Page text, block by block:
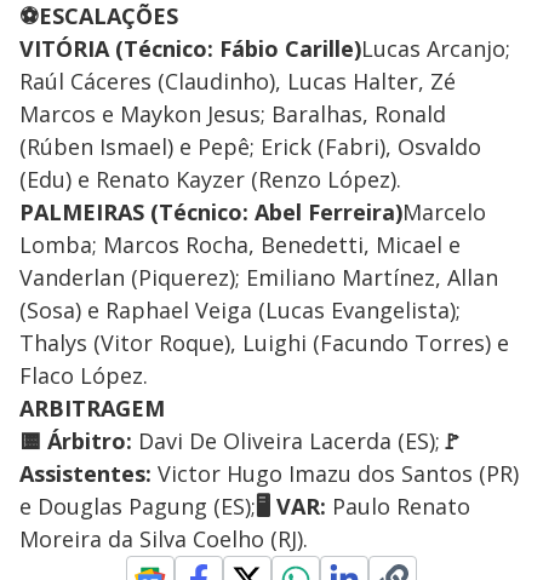
⚽ESCALAÇÕES
VITÓRIA (Técnico: Fábio Carille)Lucas Arcanjo;
Raúl Cáceres (Claudinho), Lucas Halter, Zé
Marcos e Maykon Jesus; Baralhas, Ronald
(Rúben Ismael) e Pepê; Erick (Fabri), Osvaldo
(Edu) e Renato Kayzer (Renzo López).
PALMEIRAS (Técnico: Abel Ferreira)Marcelo
Lomba; Marcos Rocha, Benedetti, Micael e
Vanderlan (Piquerez); Emiliano Martínez, Allan
(Sosa) e Raphael Veiga (Lucas Evangelista);
Thalys (Vitor Roque), Luighi (Facundo Torres) e
Flaco López.
ARBITRAGEM
🟨 Árbitro: Davi De Oliveira Lacerda (ES); 🚩
Assistentes: Victor Hugo Imazu dos Santos (PR)
e Douglas Pagung (ES);🖥️ VAR: Paulo Renato
Moreira da Silva Coelho (RJ).